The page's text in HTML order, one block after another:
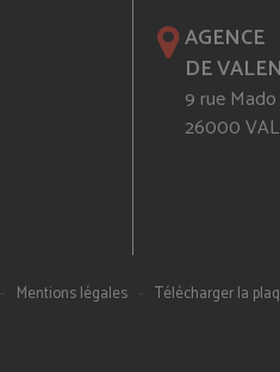
AGENCE
DE
9 rue
26000
- Mentions légales - Télécharger la